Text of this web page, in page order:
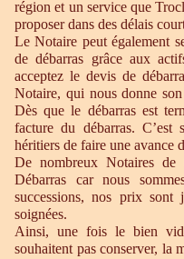
région et un service que
proposer dans des délais
Le Notaire peut également
de débarras grâce aux
acceptez le devis de
Notaire, qui nous donne
Dès que le débarras est
facture du débarras.
héritiers de faire une avance
De nombreux Notaires
Débarras car nous
successions, nos prix sont
soignées.
Ainsi, une fois le bien
souhaitent pas conserver, la